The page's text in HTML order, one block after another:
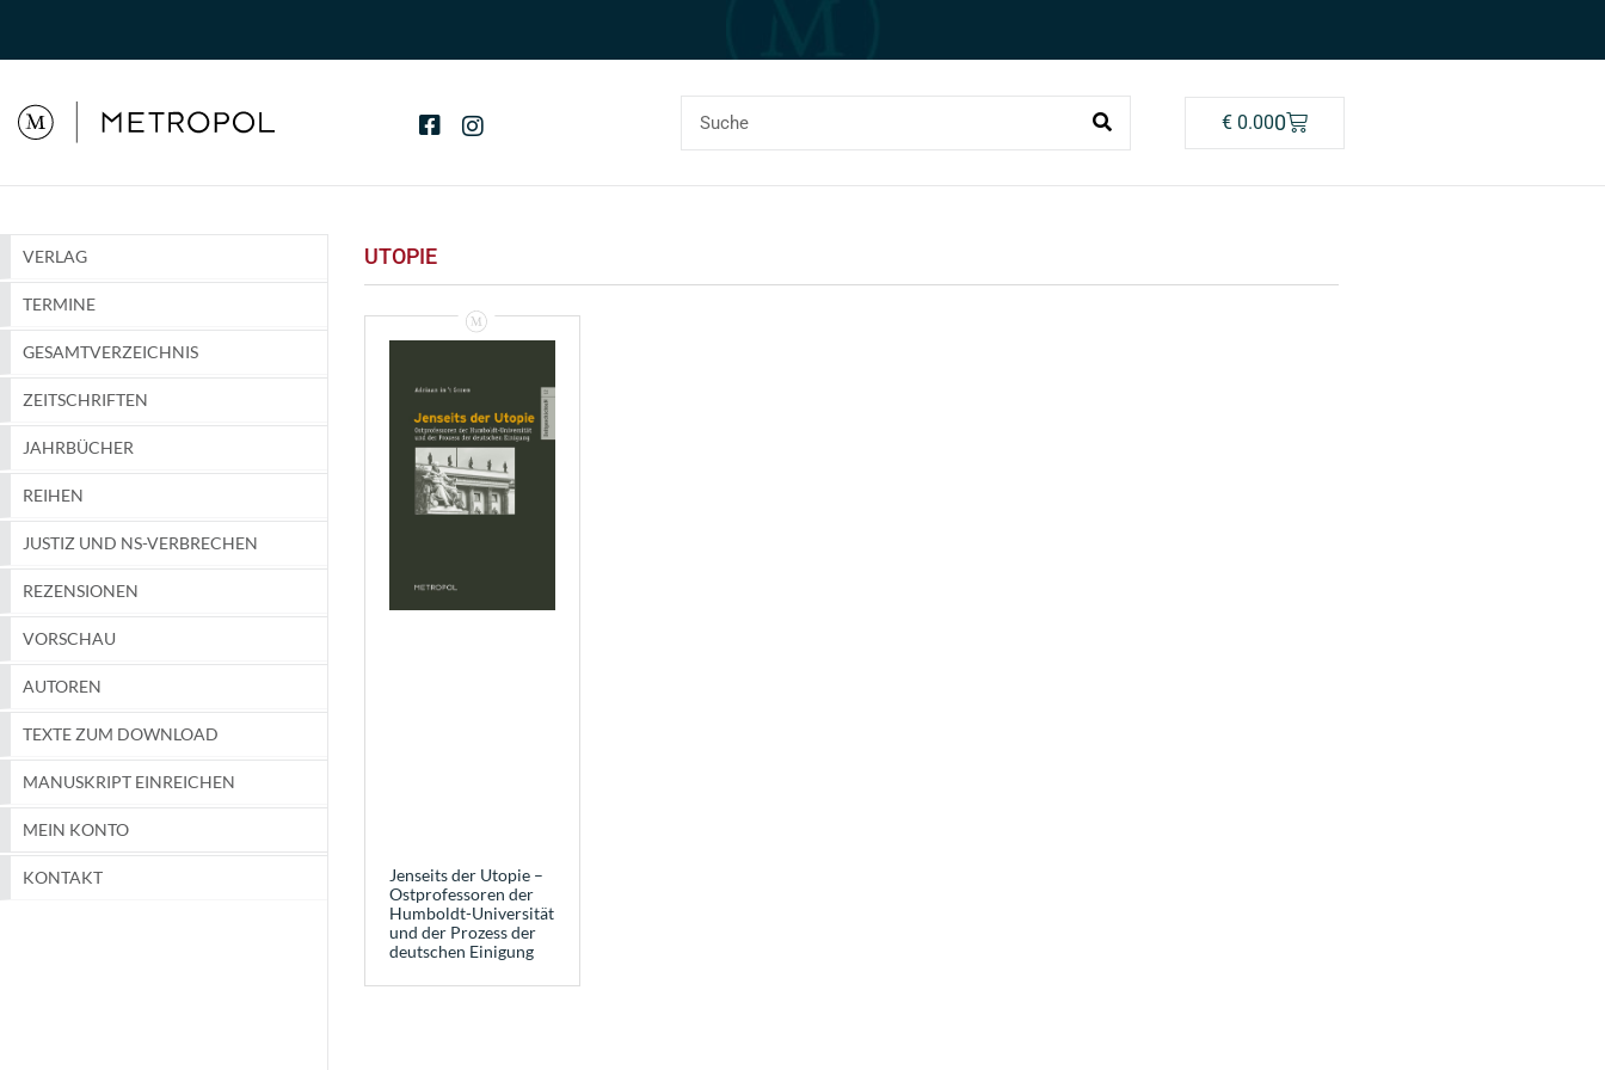
€0.000
VERLAG
TERMINE
GESAMTVERZEICHNIS
ZEITSCHRIFTEN
JAHRBÜCHER
REIHEN
JUSTIZ UND NS-VERBRECHEN
REZENSIONEN
VORSCHAU
AUTOREN
TEXTE ZUM DOWNLOAD
MANUSKRIPT EINREICHEN
MEIN KONTO
KONTAKT
UTOPIE
Jenseits der Utopie –
Ostprofessoren der
Humboldt-Universität
und der Prozess der
deutschen Einigung